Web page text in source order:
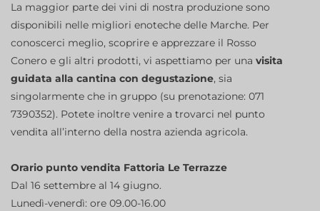
La maggior parte dei vini di nostra produzione sono
disponibili nelle migliori enoteche delle Marche. Per
conoscerci meglio, scoprire e apprezzare il Rosso
Conero e gli altri prodotti, vi aspettiamo per una visita
guidata alla cantina con degustazione, sia
singolarmente che in gruppo (su prenotazione: 071
7390352). Potete inoltre venire a trovarci nel punto
vendita all’interno della nostra azienda agricola.
Orario punto vendita Fattoria Le Terrazze
Dal 16 settembre al 14 giugno.
Lunedì-venerdì: ore 09.00-16.00